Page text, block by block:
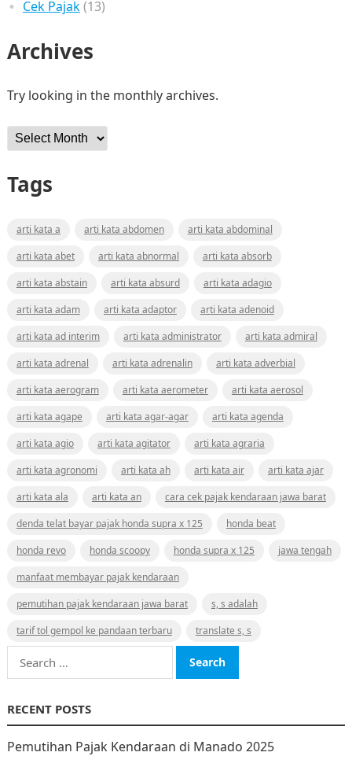
Cek Pajak(13)
Archives
Try looking in the monthly archives.
Archives
Tags
arti kata a arti kata abdomen
arti kata abdominal
arti kata abet
arti kata abnormal
arti kata absorb
arti kata abstain
arti kata absurd
arti kata adagio
arti kata adam
arti kata adaptor
arti kata adenoid
arti kata ad interim
arti kata administrator
arti kata admiral
arti kata adrenal
arti kata adrenalin
arti kata adverbial
arti kata aerogram
arti kata aerometer
arti kata aerosol
arti kata agape
arti kata agar-agar
arti kata agenda
arti kata agio
arti kata agitator
arti kata agraria
arti kata agronomi
arti kata ah arti kata air
arti kata ajar
arti kata ala
arti kata an
cara cek pajak kendaraan jawa barat
denda telat bayar pajak honda supra x 125
honda beat
honda revo
honda scoopy honda supra x 125
jawa tengah
manfaat membayar pajak kendaraan
pemutihan pajak kendaraan jawa barat
s, s adalah
tarif tol gempol ke pandaan terbaru
translate s, s
Search
for:
RECENT POSTS
Pemutihan Pajak Kendaraan di Manado 2025